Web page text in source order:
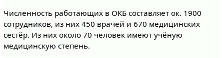
Численность работающих в ОКБ составляет ок. 1900
сотрудников, из них 450 врачей и 670 медицинских
сестёр. Из них около 70 человек имеют учёную
медицинскую степень.